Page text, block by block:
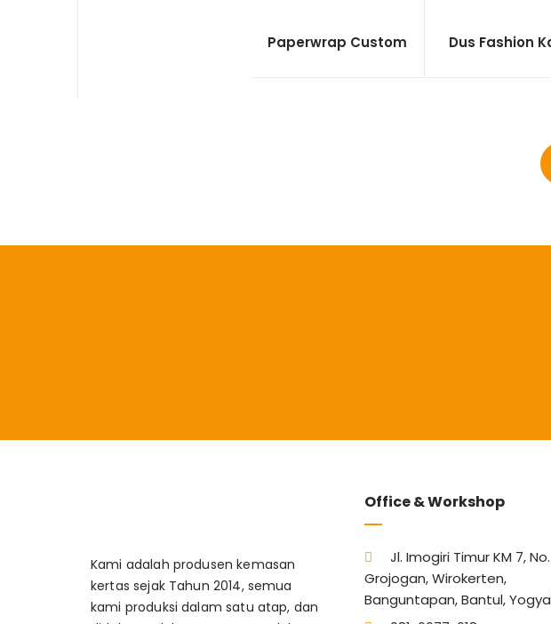
Paperwrap Custom Dus Fashion
Kami adalah produsen kemasan
kertas sejak Tahun 2014, semua
kami produksi dalam satu atap, dan
Office & Workshop
Jl. Imogiri Timur KM 7,
Grojogan, Wirokerten,
Banguntapan, Bantul,